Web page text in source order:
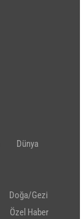
Dünya
Doğa/Gezi
Özel Haber